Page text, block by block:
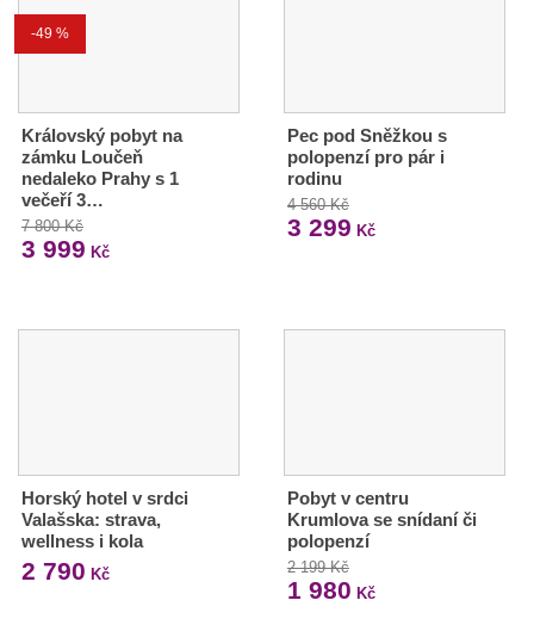
-49 %
Královský pobyt na
zámku Loučeň
nedaleko Prahy s 1
večeří 3…
7 800 Kč
3 999 Kč
Pec pod Sněžkou s
polopenzí pro pár i
rodinu
4 560 Kč
3 299 Kč
Horský hotel v srdci
Valašska: strava,
wellness i kola
2 790 Kč
Pobyt v centru
Krumlova se snídaní či
polopenzí
2 199 Kč
1 980 Kč